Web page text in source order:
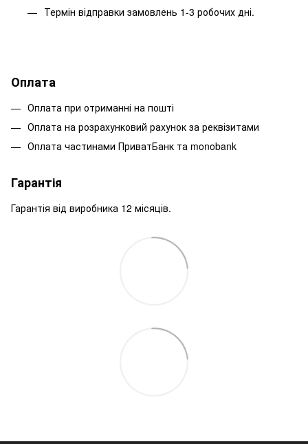
Термін відправки замовлень 1-3 робочих дні.
Оплата
Оплата при отриманні на пошті
Оплата на розрахунковий рахунок за реквізитами
Оплата частинами ПриватБанк та monobank
Гарантія
Гарантія від виробника 12 місяців.